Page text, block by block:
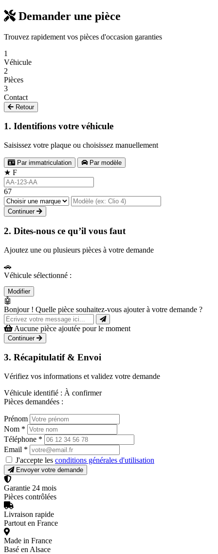
Demander une pièce
Trouvez rapidement vos pièces d'occasion garanties
1
Véhicule
2
Pièces
3
Contact
Retour
1. Identifions votre véhicule
Saisissez votre plaque ou choisissez manuellement
Par immatriculation Par modèle
★ F
67
Continuer
2. Dites-nous ce qu’il vous faut
Ajoutez une ou plusieurs pièces à votre demande
🚗
Véhicule sélectionné :
Modifier
🤖
Bonjour ! Quelle pièce souhaitez-vous ajouter à votre demande ?
Aucune pièce ajoutée pour le moment
Continuer
3. Récapitulatif & Envoi
Vérifiez vos informations et validez votre demande
Véhicule identifié : À confirmer
Pièces demandées :
Prénom
Nom *
Téléphone *
Email *
J'accepte les conditions générales d'utilisation
Envoyer votre demande
Garantie 24 mois
Pièces contrôlées
Livraison rapide
Partout en France
Made in France
Basé en Alsace